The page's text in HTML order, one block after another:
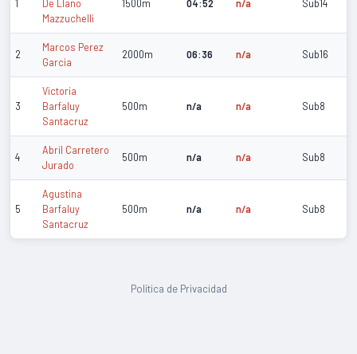
1
De Llano
Mazzuchelli
1500m 04:52 n/a Sub14
2
Marcos Perez
Garcia
2000m 06:36 n/a Sub16
3
Victoria
Barfaluy
Santacruz
500m n/a n/a Sub8
4
Abril Carretero
Jurado
500m n/a n/a Sub8
5
Agustina
Barfaluy
Santacruz
500m n/a n/a Sub8
Política de Privacidad